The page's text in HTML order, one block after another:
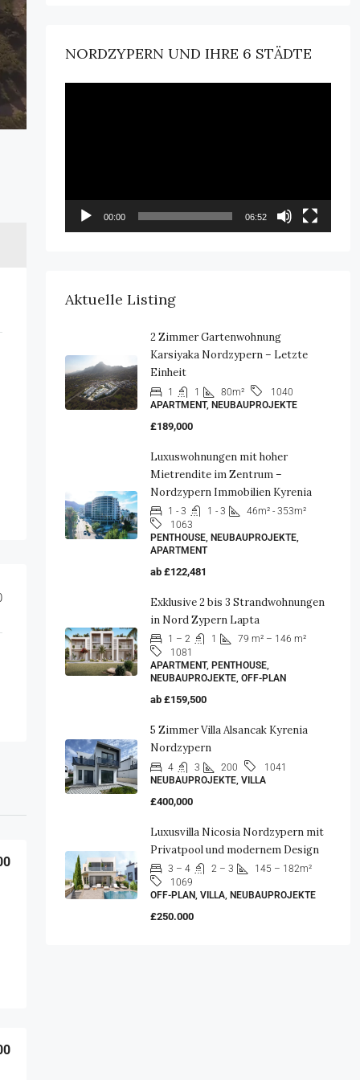
NORDZYPERN UND IHRE 6 STÄDTE
00:00 06:52
Aktuelle Listing
2 Zimmer Gartenwohnung
Karsiyaka Nordzypern – Letzte
Einheit
1 1 80m²
1040
APARTMENT, NEUBAUPROJEKTE
£189,000
Luxuswohnungen mit hoher
Mietrendite im Zentrum –
Nordzypern Immobilien Kyrenia
1 - 3 1 - 3
46m² - 353m²
1063
PENTHOUSE, NEUBAUPROJEKTE,
APARTMENT
ab£122,481
Exklusive 2 bis 3 Strandwohnungen
in Nord Zypern Lapta
1 – 2 1
79 m² – 146 m²
1081
APARTMENT, PENTHOUSE,
NEUBAUPROJEKTE, OFF-PLAN
ab£159,500
5 Zimmer Villa Alsancak Kyrenia
Nordzypern
4 3 200
1041
NEUBAUPROJEKTE, VILLA
£400,000
Luxusvilla Nicosia Nordzypern mit
Privatpool und modernem Design
3 – 4 2 – 3
145 – 182m²
1069
OFF-PLAN, VILLA, NEUBAUPROJEKTE
£250.000